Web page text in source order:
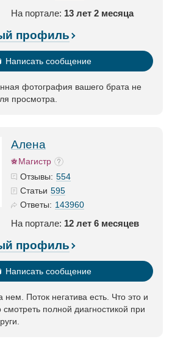
На портале: 13 лет 2 месяца
профиль
Написать сообщение
фотография вашего брата не
просмотра.
Алена
Магистр
Отзывы: 554
Статьи 595
Ответы: 143960
На портале: 12 лет 6 месяцев
профиль
Написать сообщение
нем. Поток негатива есть. Что это и
смотреть полной диагностикой при